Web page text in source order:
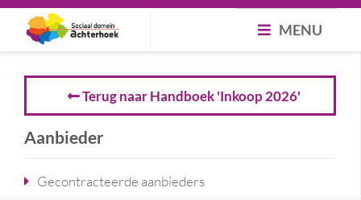
MENU
Terug naar Handboek 'Inkoop 2026'
Aanbieder
Gecontracteerde aanbieders